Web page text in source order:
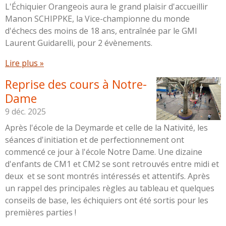
L'Échiquier Orangeois aura le grand plaisir d'accueillir
Manon SCHIPPKE, la Vice-championne du monde
d'échecs des moins de 18 ans, entraînée par le GMI
Laurent Guidarelli, pour 2 évènements.
Lire plus »
Reprise des cours à Notre-
Dame
9 déc. 2025
Après l'école de la Deymarde et celle de la Nativité, les
séances d'initiation et de perfectionnement ont
commencé ce jour à l'école Notre Dame. Une dizaine
d'enfants de CM1 et CM2 se sont retrouvés entre midi et
deux et se sont montrés intéressés et attentifs. Après
un rappel des principales règles au tableau et quelques
conseils de base, les échiquiers ont été sortis pour les
premières parties !